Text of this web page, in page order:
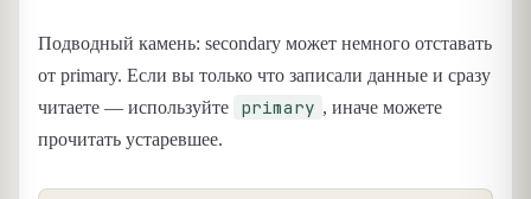
Подводный камень: secondary может немного отставать
от primary. Если вы только что записали данные и сразу
читаете — используйте
primary , иначе можете
прочитать устаревшее.